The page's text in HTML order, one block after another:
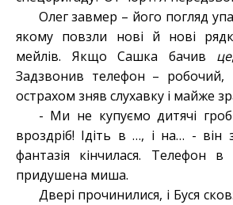
Олег завмер – його погляд
якому повзли нові й нові
мейлів. Якщо Сашка бачив це
Задзвонив телефон – робочий,
острахом зняв слухавку і майже
- Ми не купуємо дитячі
вроздріб! Ідіть в …, і на… - він
фантазія кінчилася. Телефон
придушена миша.
Двері прочинилися, і Буся